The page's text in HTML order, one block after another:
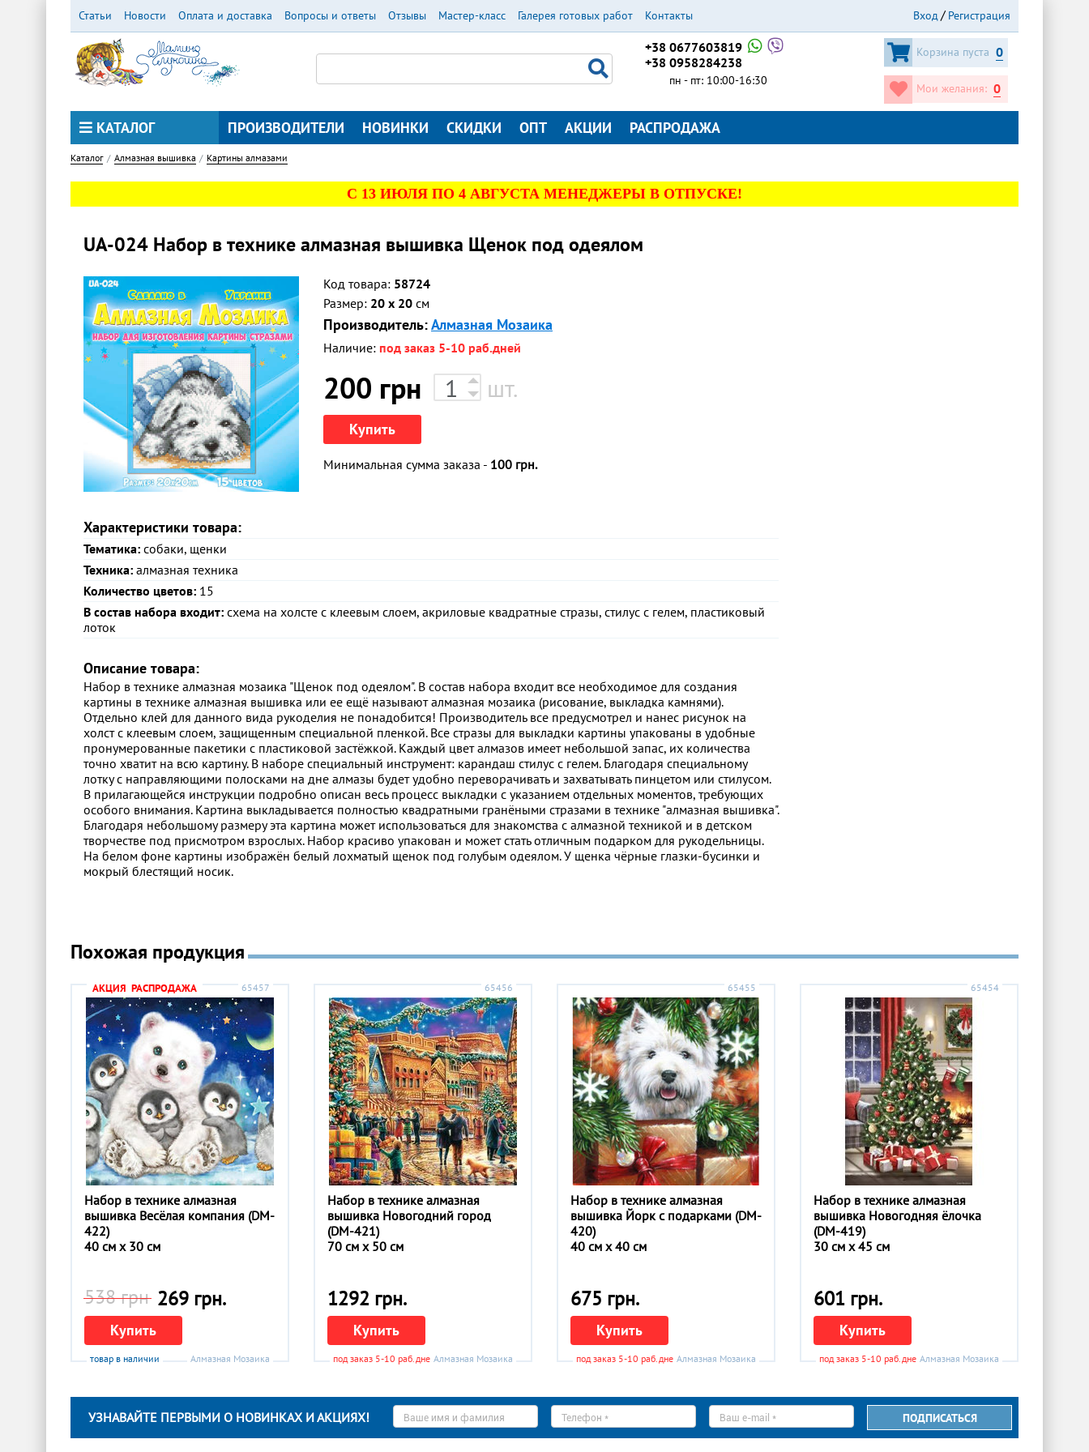
Статьи Новости Оплата и доставка Вопросы и ответы Отзывы Мастер-класс Галерея готовых работ Контакты Вход Регистрация
+38 0677603819
+38 0958284238
пн - пт: 10:00-16:30
Корзина пуста 0
Мои желания: 0
КАТАЛОГ ПРОИЗВОДИТЕЛИ НОВИНКИ СКИДКИ ОПТ АКЦИИ РАСПРОДАЖА
Каталог Алмазная вышивка Картины алмазами
С 13 ИЮЛЯ ПО 4 АВГУСТА МЕНЕДЖЕРЫ В ОТПУСКЕ!
UA-024 Набор в технике алмазная вышивка Щенок под одеялом
Код товара: 58724
Размер: 20 x 20см
Производитель:Алмазная Мозаика
Наличие: под заказ 5-10 раб.дней
200 грн шт.
Купить
Минимальная сумма заказа - 100 грн.
Характеристики товара:
Тематика: собаки, щенки
Техника: алмазная техника
Количество цветов: 15
В состав набора входит: схема на холсте с клеевым слоем, акриловые квадратные стразы, стилус с гелем, пластиковый
лоток
Описание товара:
Набор в технике алмазная мозаика "Щенок под одеялом". В состав набора входит все необходимое для создания
картины в технике алмазная вышивка или ее ещё называют алмазная мозаика (рисование, выкладка камнями).
Отдельно клей для данного вида рукоделия не понадобится! Производитель все предусмотрел и нанес рисунок на
холст с клеевым слоем, защищенным специальной пленкой. Все стразы для выкладки картины упакованы в удобные
пронумерованные пакетики с пластиковой застёжкой. Каждый цвет алмазов имеет небольшой запас, их количества
точно хватит на всю картину. В наборе специальный инструмент: карандаш стилус с гелем.Благодаря специальному
лотку с направляющими полосками на дне алмазы будет удобно переворачивать и захватывать пинцетом или стилусом.
В прилагающейся инструкции подробно описан весь процесс выкладки с указанием отдельных моментов, требующих
особого внимания. Картина выкладывается полностью квадратными гранёными стразами в технике "алмазная вышивка".
Благодаря небольшому размеру эта картина может использоваться для знакомства с алмазной техникой и в детском
творчестве под присмотром взрослых. Набор красиво упакован и может стать отличным подарком для рукодельницы.
На белом фоне картины изображён белый лохматый щенок под голубым одеялом. У щенка чёрные глазки-бусинки и
мокрый блестящий носик.
Похожая продукция
АКЦИЯ РАСПРОДАЖА 65457
Набор в технике алмазная
вышивка Весёлая компания (DM-
422)
40 см x 30 см
538 грн 269 грн.
Купить
товар в наличии Алмазная Мозаика
65456
Набор в технике алмазная
вышивка Новогодний город
(DM-421)
70 см x 50 см
1292 грн.
Купить
под заказ 5-10 раб.днейАлмазная Мозаика
65455
Набор в технике алмазная
вышивка Йорк с подарками (DM-
420)
40 см x 40 см
675 грн.
Купить
под заказ 5-10 раб.днейАлмазная Мозаика
65454
Набор в технике алмазная
вышивка Новогодняя ёлочка
(DM-419)
30 см x 45 см
601 грн.
Купить
под заказ 5-10 раб.днейАлмазная Мозаика
УЗНАВАЙТЕ ПЕРВЫМИ О НОВИНКАХ И АКЦИЯХ!
Ваше
имя
*
Телефон
*
E-
mail
*
ПОДПИСАТЬСЯ